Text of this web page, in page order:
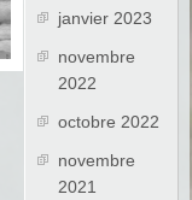
janvier 2023
novembre
2022
octobre 2022
novembre
2021